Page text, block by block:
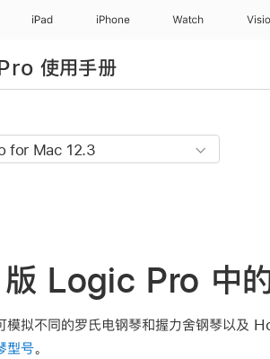
iPad iPhone Watch
使用手册
Logic Pro 中
模拟不同的罗氏电钢琴和握力舍钢琴以及
型号。